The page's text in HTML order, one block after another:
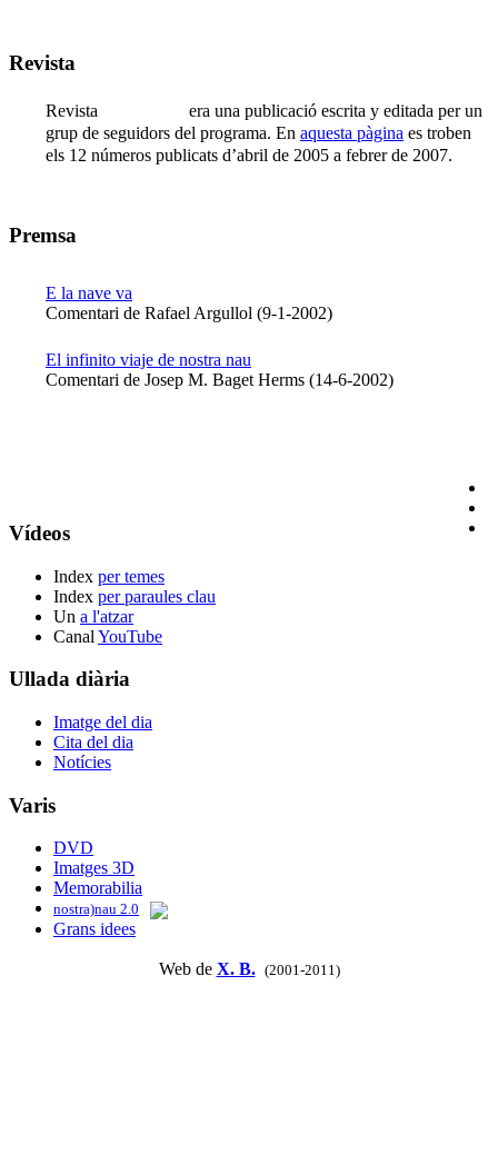
Revista
Revista
era una publicació escrita y editada per un
grup de seguidors del programa. En aquesta pàgina es troben
els 12 números publicats d’abril de 2005 a febrer de 2007.
Premsa
E la nave va
Comentari de Rafael Argullol (9-1-2002)
El infinito viaje de nostra nau
Comentari de Josep M. Baget Herms (14-6-2002)
Vídeos
Index per temes
Index per paraules clau
Un a l'atzar
Canal YouTube
Ullada diària
Imatge del dia
Cita del dia
Notícies
Varis
DVD
Imatges 3D
Memorabilia
nostra)nau 2.0
Grans idees
Web de X. B. (2001-2011)